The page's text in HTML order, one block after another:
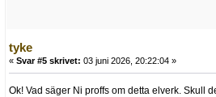
tyke
« Svar #5 skrivet: 03 juni 2026, 20:22:04 »
Ok! Vad säger Ni proffs om detta elverk. Skull